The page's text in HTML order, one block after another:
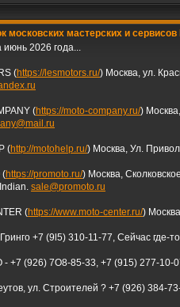
московских мастерских и
июнь 2026 года...
(https://lesmotors.ru/) Москва, ул.
(https://moto-company.ru/)
(http://motohelp.ru/) Москва, Ул.
(https://promoto.ru/) Москва,
sale@promoto.ru
(https://www.moto-center.ru/)
+7 (9l5) 310-11-77, Сейчас где-
- +7 (926) 7О8-85-33, +7 (915) 277-10-
ул. Строителей ? +7 (926) 384-